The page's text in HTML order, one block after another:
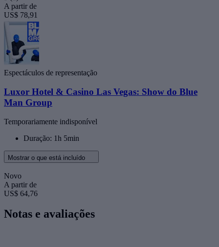
A partir de
US$ 78,91
Espectáculos de representação
Luxor Hotel & Casino Las Vegas: Show do Blue
Man Group
Temporariamente indisponível
Duração: 1h 5min
Mostrar o que está incluído
Novo
A partir de
US$ 64,76
Notas e avaliações